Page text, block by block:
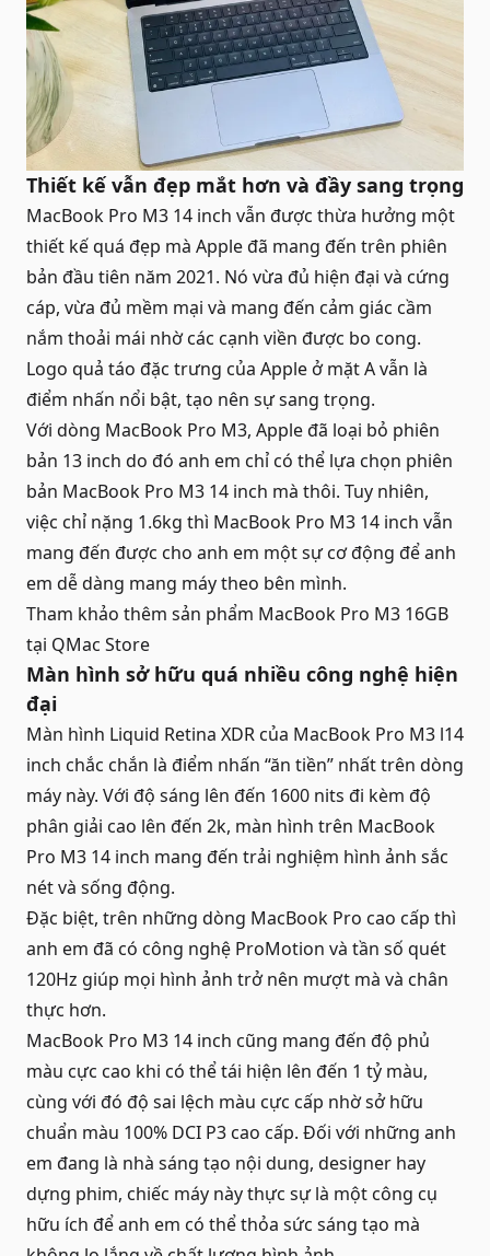
Thiết kế vẫn đẹp mắt hơn và đầy sang trọng
MacBook Pro M3 14 inch vẫn được thừa hưởng một
thiết kế quá đẹp mà Apple đã mang đến trên phiên
bản đầu tiên năm 2021. Nó vừa đủ hiện đại và cứng
cáp, vừa đủ mềm mại và mang đến cảm giác cầm
nắm thoải mái nhờ các cạnh viền được bo cong.
Logo quả táo đặc trưng của Apple ở mặt A vẫn là
điểm nhấn nổi bật, tạo nên sự sang trọng.
Với dòng MacBook Pro M3, Apple đã loại bỏ phiên
bản 13 inch do đó anh em chỉ có thể lựa chọn phiên
bản MacBook Pro M3 14 inch mà thôi. Tuy nhiên,
việc chỉ nặng 1.6kg thì MacBook Pro M3 14 inch vẫn
mang đến được cho anh em một sự cơ động để anh
em dễ dàng mang máy theo bên mình.
Tham khảo thêm sản phẩm MacBook Pro M3 16GB
tại QMac Store
Màn hình sở hữu quá nhiều công nghệ hiện
đại
Màn hình Liquid Retina XDR của MacBook Pro M3 l14
inch chắc chắn là điểm nhấn “ăn tiền” nhất trên dòng
máy này. Với độ sáng lên đến 1600 nits đi kèm độ
phân giải cao lên đến 2k, màn hình trên MacBook
Pro M3 14 inch mang đến trải nghiệm hình ảnh sắc
nét và sống động.
Đặc biệt, trên những dòng MacBook Pro cao cấp thì
anh em đã có công nghệ ProMotion và tần số quét
120Hz giúp mọi hình ảnh trở nên mượt mà và chân
thực hơn.
MacBook Pro M3 14 inch cũng mang đến độ phủ
màu cực cao khi có thể tái hiện lên đến 1 tỷ màu,
cùng với đó độ sai lệch màu cực cấp nhờ sở hữu
chuẩn màu 100% DCI P3 cao cấp. Đối với những anh
em đang là nhà sáng tạo nội dung, designer hay
dựng phim, chiếc máy này thực sự là một công cụ
hữu ích để anh em có thể thỏa sức sáng tạo mà